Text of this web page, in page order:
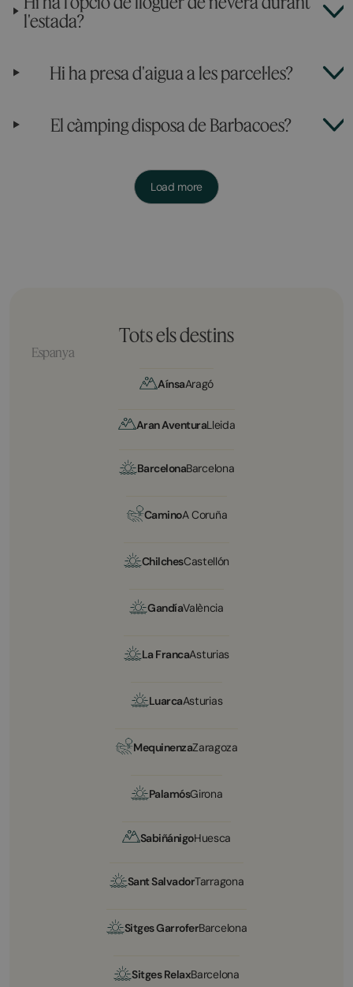
l'estada?
Hi ha presa d'aigua a les parcel·les?
El càmping disposa de Barbacoes?
Load more
Tots els destins
Espanya
AínsaAragó
Aran AventuraLleida
BarcelonaBarcelona
CaminoA Coruña
ChilchesCastellón
GandíaValència
La FrancaAsturias
LuarcaAsturias
MequinenzaZaragoza
PalamósGirona
SabiñánigoHuesca
Sant SalvadorTarragona
Sitges GarroferBarcelona
Sitges RelaxBarcelona